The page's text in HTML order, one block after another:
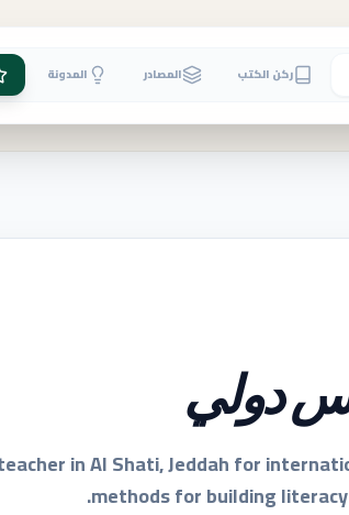
ركن الكتب المصادر المدونة
دولي
in Al Shati, Jeddah for
methods for building